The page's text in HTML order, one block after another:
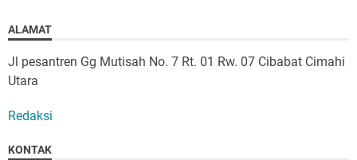
ALAMAT
Jl pesantren Gg Mutisah No. 7 Rt. 01 Rw. 07 Cibabat Cimahi
Utara
Redaksi
KONTAK